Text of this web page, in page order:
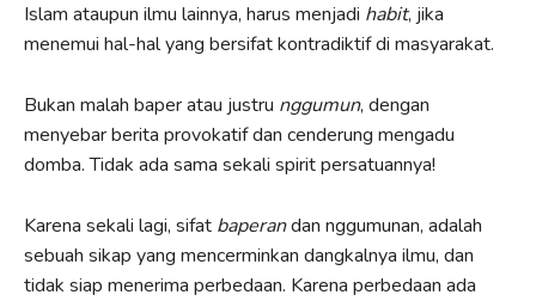
Islam ataupun ilmu lainnya, harus menjadi habit, jika
menemui hal-hal yang bersifat kontradiktif di masyarakat.
Bukan malah baper atau justru nggumun, dengan
menyebar berita provokatif dan cenderung mengadu
domba. Tidak ada sama sekali spirit persatuannya!
Karena sekali lagi, sifat baperandan nggumunan, adalah
sebuah sikap yang mencerminkan dangkalnya ilmu, dan
tidak siap menerima perbedaan. Karena perbedaan ada